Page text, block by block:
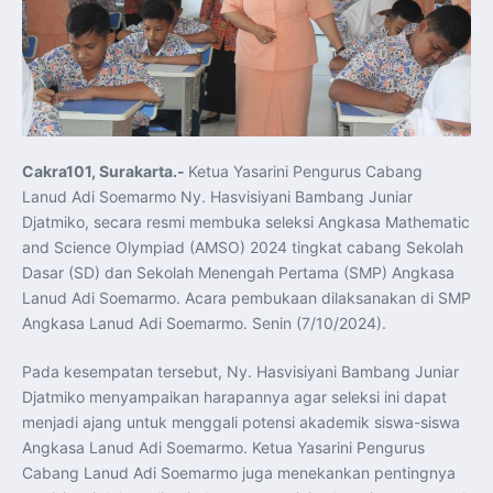
Koordinasi Jaga Stabilitas Keuangan dan Kepercayaan
Pasar
Presiden Prabowo Perkuat Sinergi Perguruan Tinggi dan
PT PAL untuk Majukan Industri Perkapalan Nasional
KASAL dan Panglima Armada Pasifik Rusia Resmi Buka
Latma ORRUDA 2026
T-50i Golden Eagle TNI AU Meriahkan Pitch Black Mindil
Beach Flying Display 2026
Indonesia dan Turki Sepakati Joint Action Plan 2026–
Balai Vokasi
TNI AU Tingkatkan Kemampuan Personel melalui
Pelatihan Signal Radio untuk Misi Pertahanan Udara dan
Menkeu Purbaya Instruksikan Penyelarasan Aturan KEK
untuk Perkuat Daya Saing Industri Dalam Negeri
Mentan Amran Pacu Produksi Gula Nasional, Target
Swasembada Gula Putih Dua Tahun dan Tembus 3 Juta
Ton
Menlu Sugiono Tekankan Inovasi sebagai Kunci
Penguatan Kerja Sama Konkret ASEAN Plus Three
Latihan DACT di Exercise Pitch Black 2026 Tingkatkan
Kesiapan Tempur Penerbang TNI AU
Menlu Sugiono: “Kekuatan Ekonomi ASEAN-RRT Harus
Menjadi Penopang Stabilitas Kawasan”
ASEAN dan Amerika Serikat Perkuat Kemitraan untuk
Jaga Stabilitas Kawasan dan Dorong Pertumbuhan
Ekonomi
Presiden Prabowo Terima Direktur FBI, Indonesia dan AS
Cakra101, Surakarta.- Ketua Yasarini Pengurus Cabang
Lanud Adi Soemarmo Ny. Hasvisiyani Bambang Juniar
Djatmiko, secara resmi membuka seleksi Angkasa Mathematic
and Science Olympiad (AMSO) 2024 tingkat cabang Sekolah
Dasar (SD) dan Sekolah Menengah Pertama (SMP) Angkasa
Lanud Adi Soemarmo. Acara pembukaan dilaksanakan di SMP
Angkasa Lanud Adi Soemarmo. Senin (7/10/2024).
Pada kesempatan tersebut, Ny. Hasvisiyani Bambang Juniar
Djatmiko menyampaikan harapannya agar seleksi ini dapat
menjadi ajang untuk menggali potensi akademik siswa-siswa
Angkasa Lanud Adi Soemarmo. Ketua Yasarini Pengurus
Cabang Lanud Adi Soemarmo juga menekankan pentingnya